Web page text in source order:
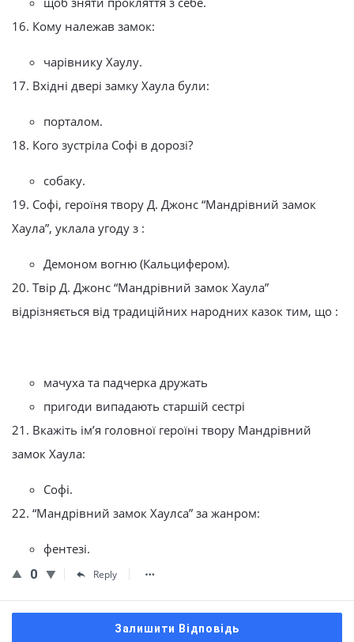
16. Кому належав замок:
чарівнику Хаулу.
17. Вхідні двері замку Хаула були:
порталом.
18. Кого зустріла Софі в дорозі?
собаку.
19. Софі, героїня твору Д. Джонс “Мандрівний замок
Хаула”, уклала угоду з :
Демоном вогню (Кальцифером).
20. Твір Д. Джонс “Мандрівний замок Хаула”
відрізняється від традиційних народних казок тим, що :
мачуха та падчерка дружать
пригоди випадають старшій сестрі
21. Вкажіть ім’я головної героїні твору Мандрівний
замок Хаула:
Софі.
22. “Мандрівний замок Хаулса” за жанром:
фентезі.
0
Reply
Залишити Відповідь